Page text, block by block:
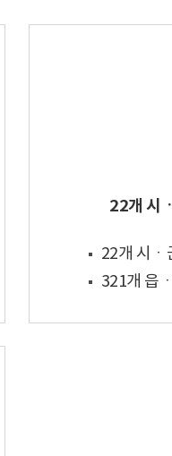
22개 시
22개 시ㆍ
321개 읍